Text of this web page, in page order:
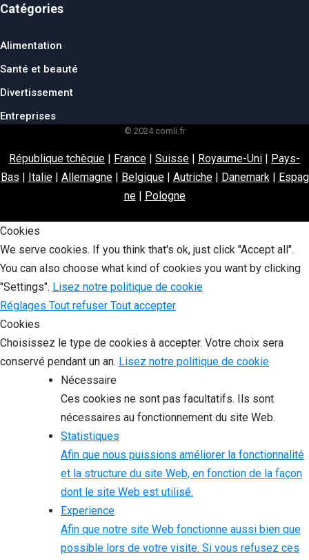
Catégories
Alimentation
Santé et beauté
Divertissement
Entreprises
© 2024 comli.fr
République tchèque | France | Suisse | Royaume-Uni | Pays-
Bas | Italie| Allemagne| Belgique| Autriche| Danemark| Espag
ne| Pologne
Cookies
We serve cookies. If you think that's ok, just click "Accept all".
You can also choose what kind of cookies you want by clicking
"Settings". Lisez notre politique de cookie
Réglages Tout refuser Tout accepter
Cookies
Choisissez le type de cookies à accepter. Votre choix sera
conservé pendant un an. Lisez notre politique de cookie
Nécessaire
Ces cookies ne sont pas facultatifs. Ils sont
nécessaires au fonctionnement du site Web.
Statistiques
Afin que nous puissions améliorer la fonctionnalité
et la structure du site Web, en fonction de la façon
dont le site Web est utilisé.
Experience
Afin que notre site Web fonctionne aussi bien que
possible lors de votre visite. Si vous refusez ces